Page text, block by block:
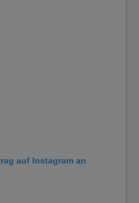
auf Instagram an